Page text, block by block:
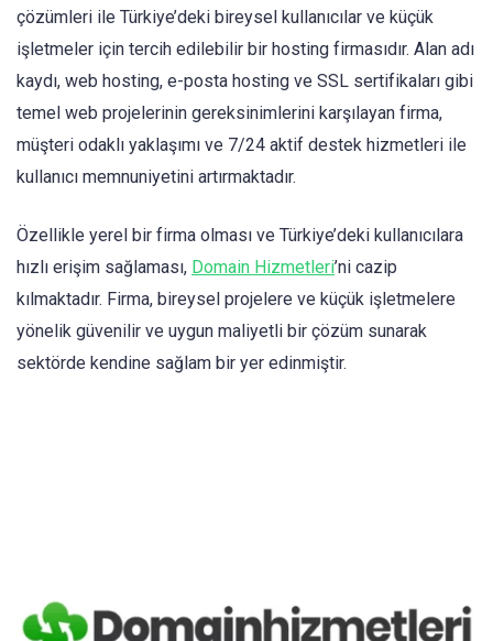
çözümleri ile Türkiye’deki bireysel kullanıcılar ve küçük
işletmeler için tercih edilebilir bir hosting firmasıdır. Alan adı
kaydı, web hosting, e-posta hosting ve SSL sertifikaları gibi
temel web projelerinin gereksinimlerini karşılayan firma,
müşteri odaklı yaklaşımı ve 7/24 aktif destek hizmetleri ile
kullanıcı memnuniyetini artırmaktadır.
Özellikle yerel bir firma olması ve Türkiye’deki kullanıcılara
hızlı erişim sağlaması, Domain Hizmetleri’ni cazip
kılmaktadır. Firma, bireysel projelere ve küçük işletmelere
yönelik güvenilir ve uygun maliyetli bir çözüm sunarak
sektörde kendine sağlam bir yer edinmiştir.